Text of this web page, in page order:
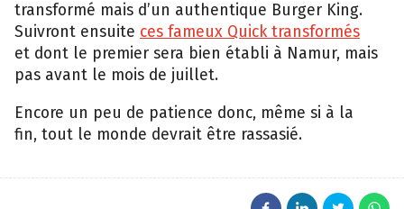
transformé mais d’un authentique Burger King.
Suivront ensuite ces fameux Quick transformés
et dont le premier sera bien établi à Namur, mais
pas avant le mois de juillet.
Encore un peu de patience donc, même si à la
fin, tout le monde devrait être rassasié.